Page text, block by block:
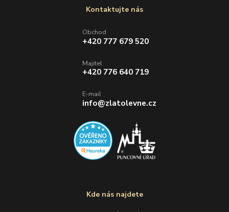
Kde nás najdete
Kontaktujte nás
Obchod
+420 777 679 520
Majitel
+420 776 640 719
E-mail
info@zlatolevne.cz